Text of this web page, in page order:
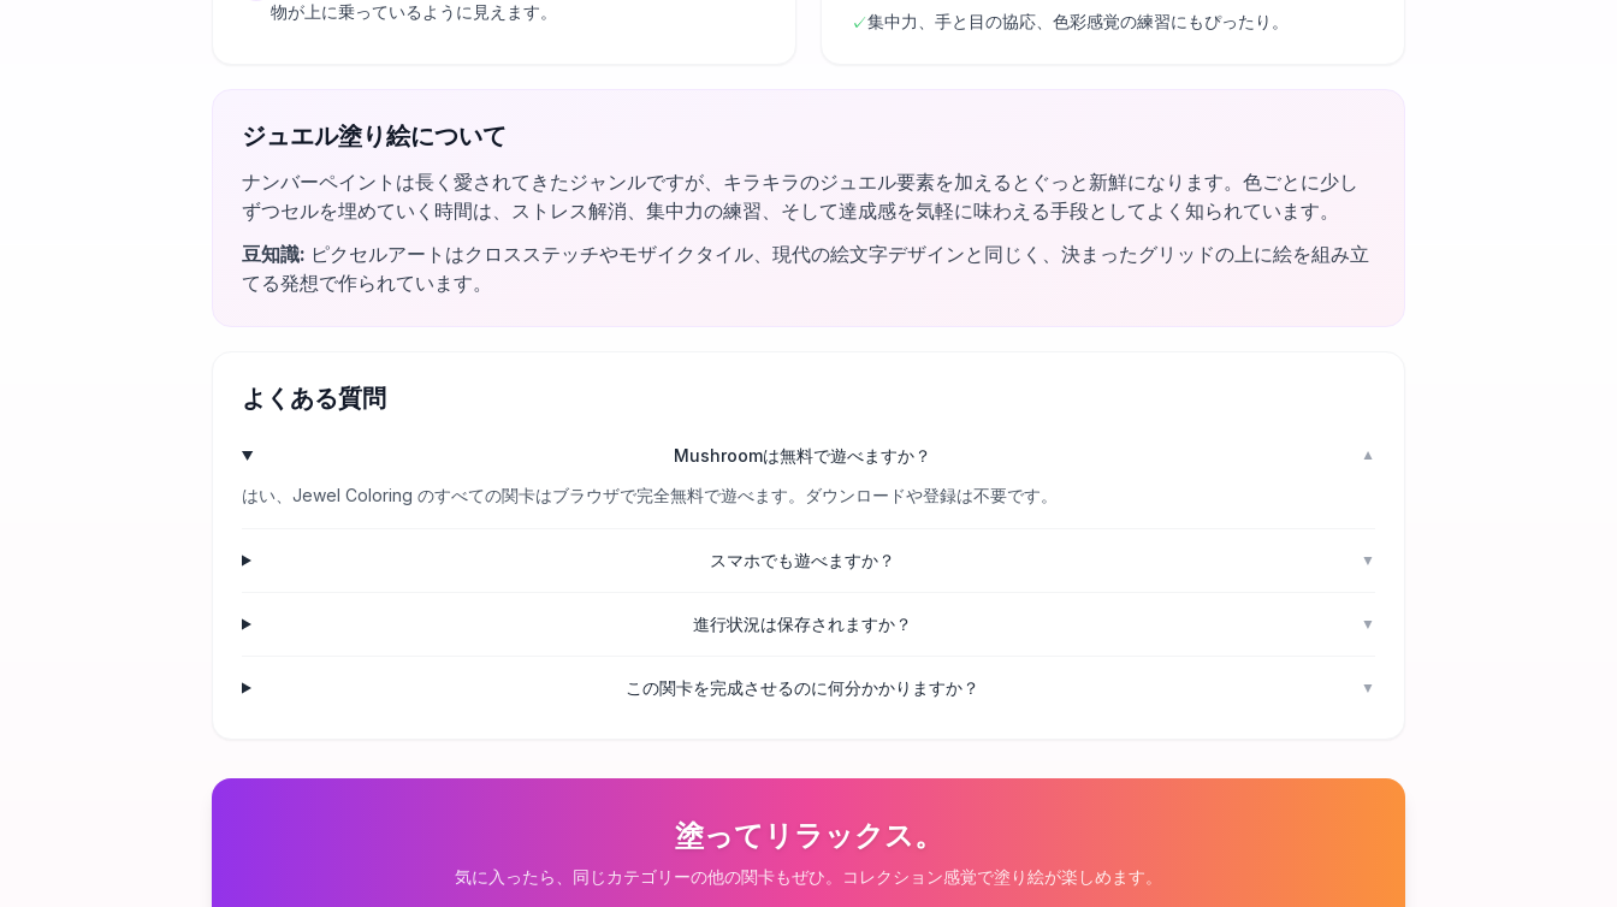
物が上に乗っているように見えます。
✓集中力、手と目の協応、色彩感覚の練習にもぴったり。
ジュエル塗り絵について
ナンバーペイントは長く愛されてきたジャンルですが、キラキラのジュエル要素を加えるとぐっと新鮮になります。色ごとに少し
ずつセルを埋めていく時間は、ストレス解消、集中力の練習、そして達成感を気軽に味わえる手段としてよく知られています。
豆知識: ピクセルアートはクロスステッチやモザイクタイル、現代の絵文字デザインと同じく、決まったグリッドの上に絵を組み立
てる発想で作られています。
よくある質問
Mushroomは無料で遊べますか？ ▼
はい、Jewel Coloring のすべての関卡はブラウザで完全無料で遊べます。ダウンロードや登録は不要です。
スマホでも遊べますか？ ▼
進行状況は保存されますか？ ▼
この関卡を完成させるのに何分かかりますか？ ▼
塗ってリラックス。
気に入ったら、同じカテゴリーの他の関卡もぜひ。コレクション感覚で塗り絵が楽しめます。